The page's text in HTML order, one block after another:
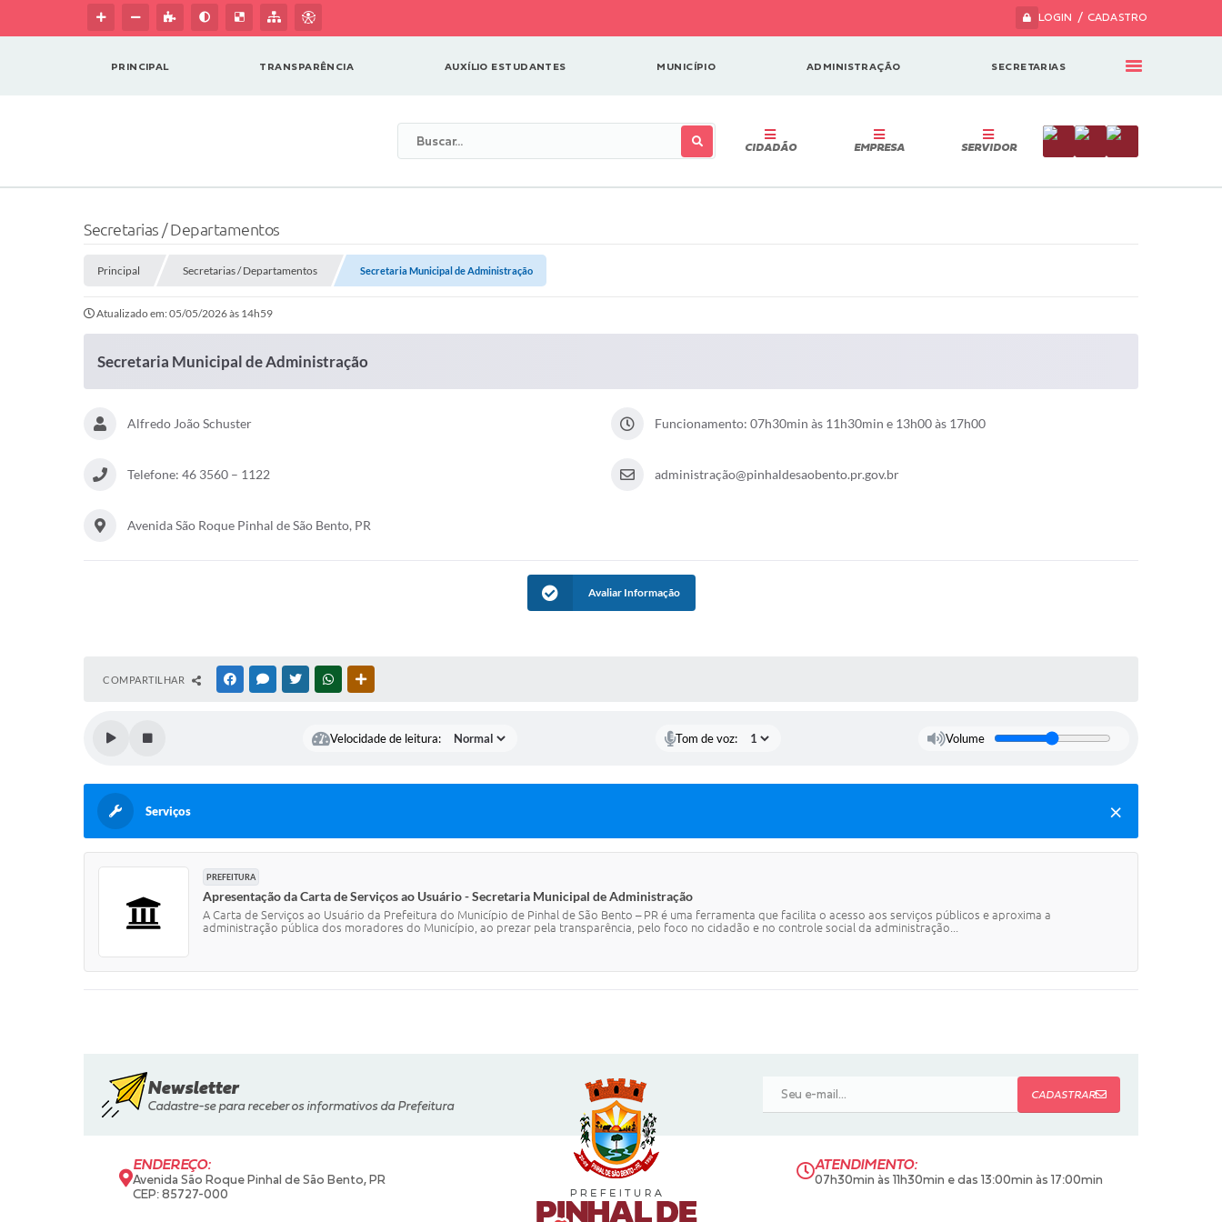
LOGIN / CADASTRO
PRINCIPAL TRANSPARÊNCIA AUXÍLIO ESTUDANTES MUNICÍPIO ADMINISTRAÇÃO SECRETARIAS
CIDADÃO EMPRESA SERVIDOR
Secretarias / Departamentos
Principal Secretarias / Departamentos Secretaria Municipal de Administração
Atualizado em: 05/05/2026 às 14h59
Secretaria Municipal de Administração
Alfredo João Schuster Funcionamento: 07h30min às 11h30min e 13h00 às 17h00
Telefone: 46 3560 – 1122 administração@pinhaldesaobento.pr.gov.br
Avenida São Roque Pinhal de São Bento, PR
Avaliar Informação
COMPARTILHAR FACEBOOKMESSENGER
TWITTERWHATSAPP
Velocidade de leitura: Tom de voz: Volume
Serviços
PREFEITURA
Apresentação da Carta de Serviços ao Usuário - Secretaria Municipal de Administração
A Carta de Serviços ao Usuário da Prefeitura do Município de Pinhal de São Bento – PR é uma ferramenta que facilita o acesso aos serviços públicos e aproxima a
administração pública dos moradores do Município, ao prezar pela transparência, pelo foco no cidadão e no controle social da administração...
Newsletter
Cadastre-se para receber os informativos da Prefeitura
CADASTRAR
ENDEREÇO:
Avenida São Roque Pinhal de São Bento, PR
CEP: 85727-000
ATENDIMENTO:
07h30min às 11h30min e das 13:00min às 17:00min